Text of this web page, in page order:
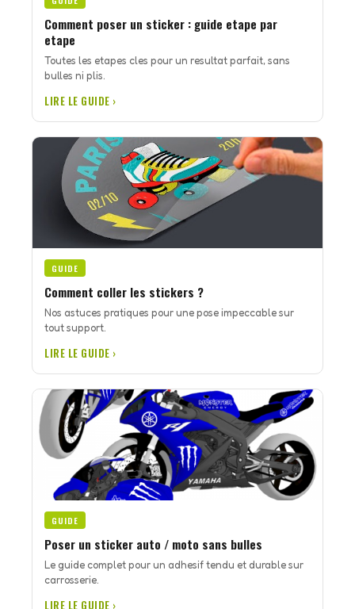
Comment poser un sticker : guide etape par
etape
Toutes les etapes cles pour un resultat parfait, sans
bulles ni plis.
LIRE LE GUIDE ›
GUIDE
Comment coller les stickers ?
Nos astuces pratiques pour une pose impeccable sur
tout support.
LIRE LE GUIDE ›
GUIDE
Poser un sticker auto / moto sans bulles
Le guide complet pour un adhesif tendu et durable sur
carrosserie.
LIRE LE GUIDE ›